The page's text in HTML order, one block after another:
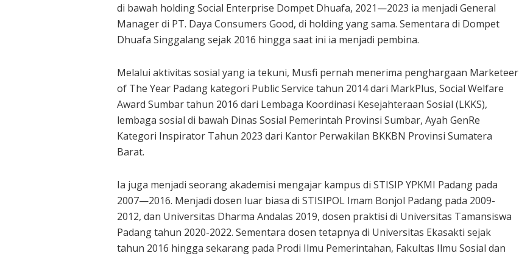
di bawah holding Social Enterprise Dompet Dhuafa, 2021—2023 ia menjadi General
Manager di PT. Daya Consumers Good, di holding yang sama. Sementara di Dompet
Dhuafa Singgalang sejak 2016 hingga saat ini ia menjadi pembina.
Melalui aktivitas sosial yang ia tekuni, Musfi pernah menerima penghargaan Marketeer
of The Year Padang kategori Public Service tahun 2014 dari MarkPlus, Social Welfare
Award Sumbar tahun 2016 dari Lembaga Koordinasi Kesejahteraan Sosial (LKKS),
lembaga sosial di bawah Dinas Sosial Pemerintah Provinsi Sumbar, Ayah GenRe
Kategori Inspirator Tahun 2023 dari Kantor Perwakilan BKKBN Provinsi Sumatera
Barat.
Ia juga menjadi seorang akademisi mengajar kampus di STISIP YPKMI Padang pada
2007—2016. Menjadi dosen luar biasa di STISIPOL Imam Bonjol Padang pada 2009-
2012, dan Universitas Dharma Andalas 2019, dosen praktisi di Universitas Tamansiswa
Padang tahun 2020-2022. Sementara dosen tetapnya di Universitas Ekasakti sejak
tahun 2016 hingga sekarang pada Prodi Ilmu Pemerintahan, Fakultas Ilmu Sosial dan